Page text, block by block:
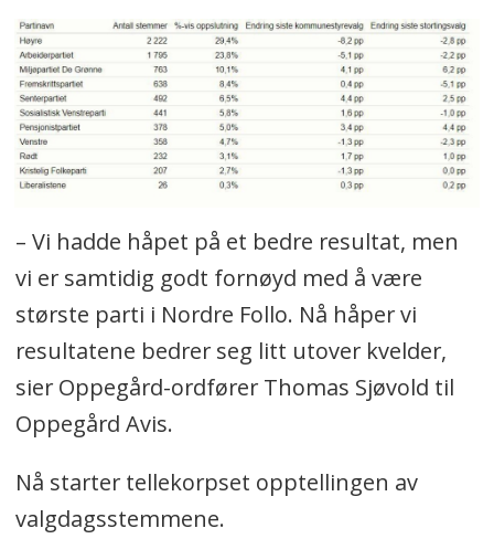
– Vi hadde håpet på et bedre resultat, men
vi er samtidig godt fornøyd med å være
største parti i Nordre Follo. Nå håper vi
resultatene bedrer seg litt utover kvelder,
sier Oppegård-ordfører Thomas Sjøvold til
Oppegård Avis.
Nå starter tellekorpset opptellingen av
valgdagsstemmene.